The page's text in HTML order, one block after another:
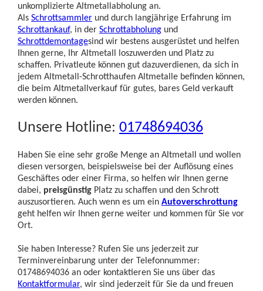
unkomplizierte Altmetallabholung an.
Als Schrottsammler und durch langjährige Erfahrung im
Schrottankauf, in der Schrottabholung und
Schrottdemontagesind wir bestens ausgerüstet und helfen
Ihnen gerne, Ihr Altmetall loszuwerden und Platz zu
schaffen. Privatleute können gut dazuverdienen, da sich in
jedem Altmetall-Schrotthaufen Altmetalle befinden können,
die beim Altmetallverkauf für gutes, bares Geld verkauft
werden können.
Unsere Hotline: 01748694036
Haben Sie eine sehr große Menge an Altmetall und wollen
diesen versorgen, beispielsweise bei der Auflösung eines
Geschäftes oder einer Firma, so helfen wir Ihnen gerne
dabei, preisgünstig Platz zu schaffen und den Schrott
auszusortieren. Auch wenn es um ein Autoverschrottung
geht helfen wir Ihnen gerne weiter und kommen für Sie vor
Ort.
Sie haben Interesse? Rufen Sie uns jederzeit zur
Terminvereinbarung unter der Telefonnummer:
01748694036 an oder kontaktieren Sie uns über das
Kontaktformular, wir sind jederzeit für Sie da und freuen